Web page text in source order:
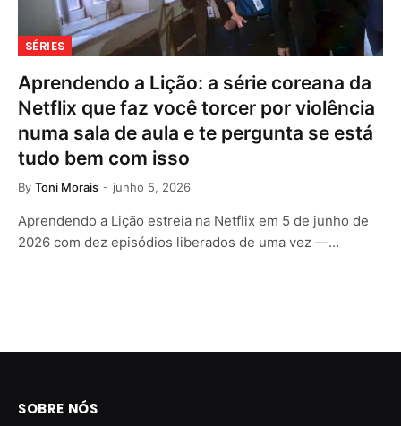
SÉRIES
Aprendendo a Lição: a série coreana da
Netflix que faz você torcer por violência
numa sala de aula e te pergunta se está
tudo bem com isso
By Toni Morais junho 5, 2026
Aprendendo a Lição estreia na Netflix em 5 de junho de
2026 com dez episódios liberados de uma vez —…
SOBRE NÓS